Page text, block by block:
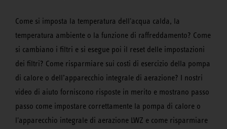
Come si imposta la temperatura dell'acqua calda, la
temperatura ambiente o la funzione di raffreddamento? Come
si cambiano i filtri e si esegue poi il reset delle impostazioni
dei filtri? Come risparmiare sui costi di esercizio della pompa
di calore o dell’apparecchio integrale di aerazione? I nostri
video di aiuto forniscono risposte in merito e mostrano passo
passo come impostare correttamente la pompa di calore o
l'apparecchio integrale di aerazione LWZ e come risparmiare